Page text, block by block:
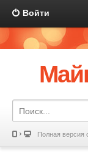
Войти
Полная версия